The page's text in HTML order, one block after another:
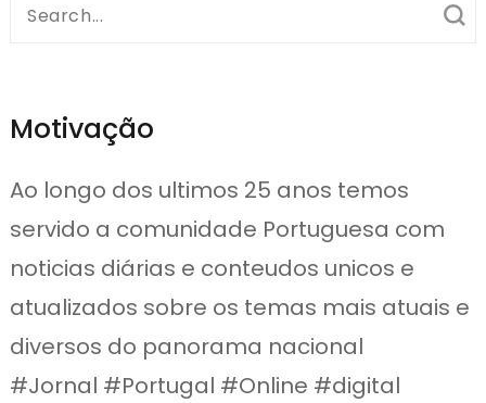
Search
Motivação
Ao longo dos ultimos 25 anos temos
servido a comunidade Portuguesa com
noticias diárias e conteudos unicos e
atualizados sobre os temas mais atuais e
diversos do panorama nacional
#Jornal #Portugal #Online #digital